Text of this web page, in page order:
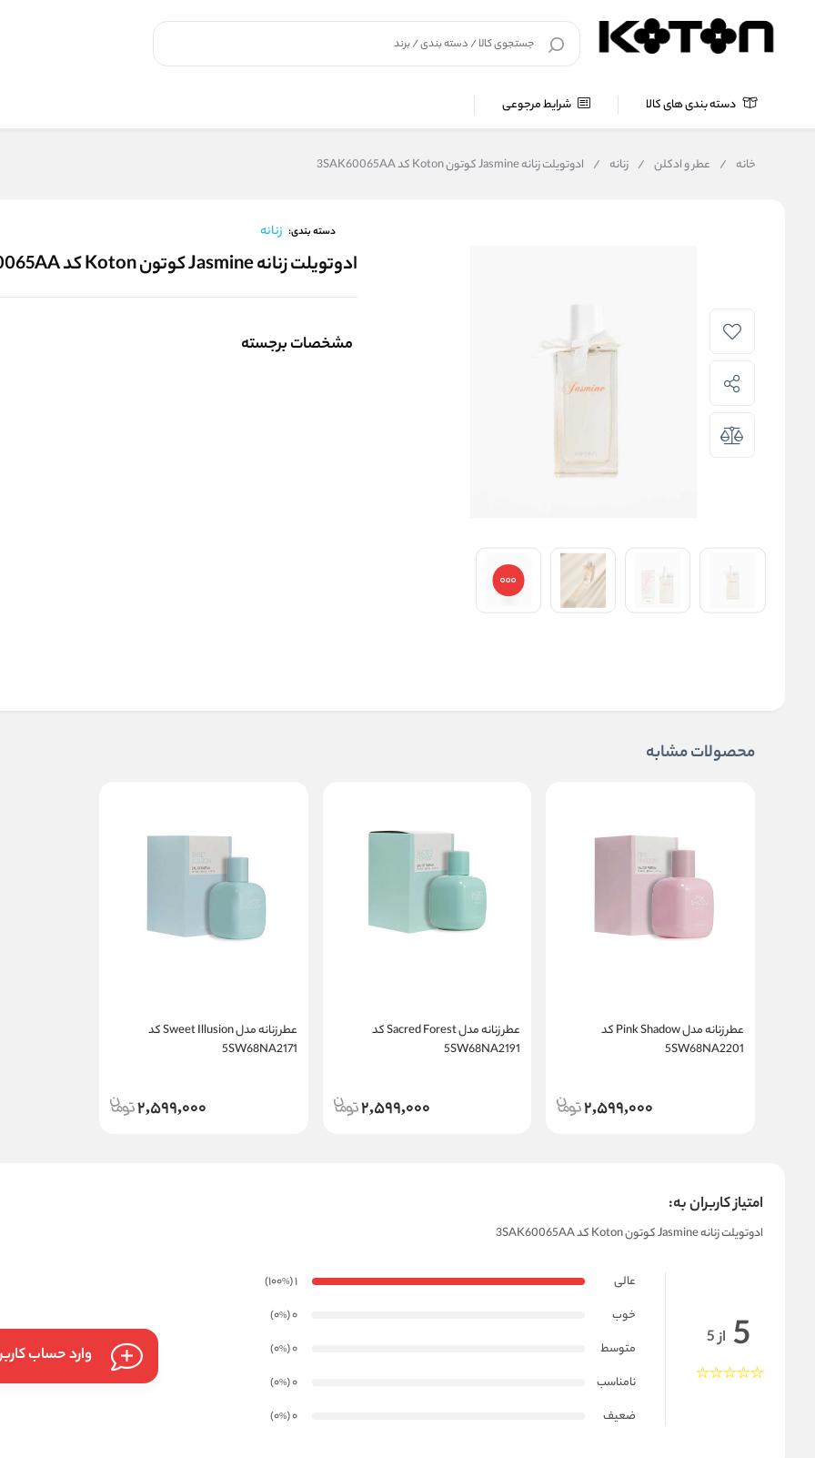
دسته بندی های کالا شرایط مرجوعی
خانه / عطر و ادکلن / زنانه / ادوتویلت زنانه Jasmine کوتون Koton کد 3SAK60065AA
دسته بندی: زنانه
ادوتویلت زنانه Jasmine کوتون Koton کد 3SAK60065AA
مشخصات برجسته
محصولات مشابه
عطر زنانه مدل Pink Shadow کد
5SW68NA2201
2,599,000
عطر زنانه مدل Sacred Forest کد
5SW68NA2191
2,599,000
عطر زنانه مدل Sweet Illusion کد
5SW68NA2171
2,599,000
امتیاز کاربران به:
ادوتویلت زنانه Jasmine کوتون Koton کد 3SAK60065AA
5 از 5
عالی 1
(100
%
)
خوب
0
(0
%
)
متوسط
0
(0
%
)
نامناسب
0
(0
%
)
ضعیف
0
(0
%
)
وارد حساب